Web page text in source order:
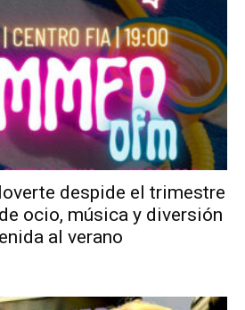
despide el trimestre
ocio, música y diversión
al verano